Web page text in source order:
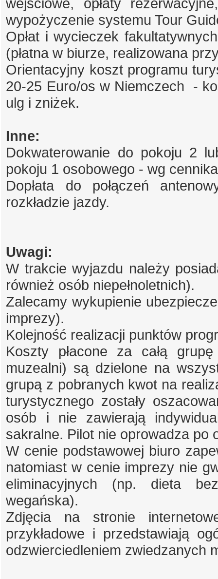
wypożyczenie systemu Tour
Opłat i wycieczek
(płatna w biurze, realizowana
Orientacyjny koszt programu
20-25 Euro/os w Niemczech -
ulg i zniżek.
Inne:
Dokwaterowanie do pokoju 2
pokoju 1 osobowego - wg
Dopłata do połączeń
rozkładzie jazdy.
Uwagi:
W trakcie wyjazdu należy
również osób niepełnoletnich).
Zalecamy wykupienie
imprezy).
Kolejność realizacji punktów
Koszty płacone za całą
muzealni) są dzielone na
grupą z pobranych kwot na
turystycznego zostały
osób i nie zawierają
sakralne. Pilot nie oprowadza po
W cenie podstawowej biuro
natomiast w cenie imprezy nie
eliminacyjnych (np. dieta
wegańska).
Zdjęcia na stronie
przykładowe i przedstawiają
odzwierciedleniem zwiedzanych